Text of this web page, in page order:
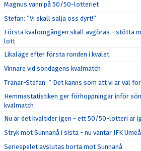
Magnus vann på 50/50-lotteriet
Stefan: ”Vi skall sälja oss dyrt!”
Första kvalomgången skall avgöras - stötta
lott
Likaläge efter första ronden i kvalet
Vinnare vid söndagens kvalmatch
Tränar-Stefan: ” Det känns som att vi är väl
Hemmastatistiken ger förhoppningar inför
kvalmatch
Nu är det kvaltider igen - ett 50/50-lotteri är
Stryk mot Sunnanå i sista - nu väntar IFK
Seriespelet avslutas borta mot Sunnanå